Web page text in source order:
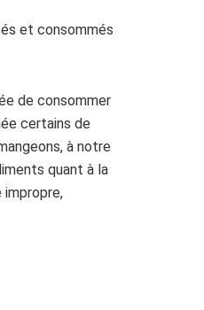
et consommés
de consommer
certains de
à notre
quant à la
impropre,